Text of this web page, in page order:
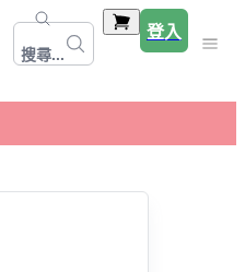
搜尋...
登入